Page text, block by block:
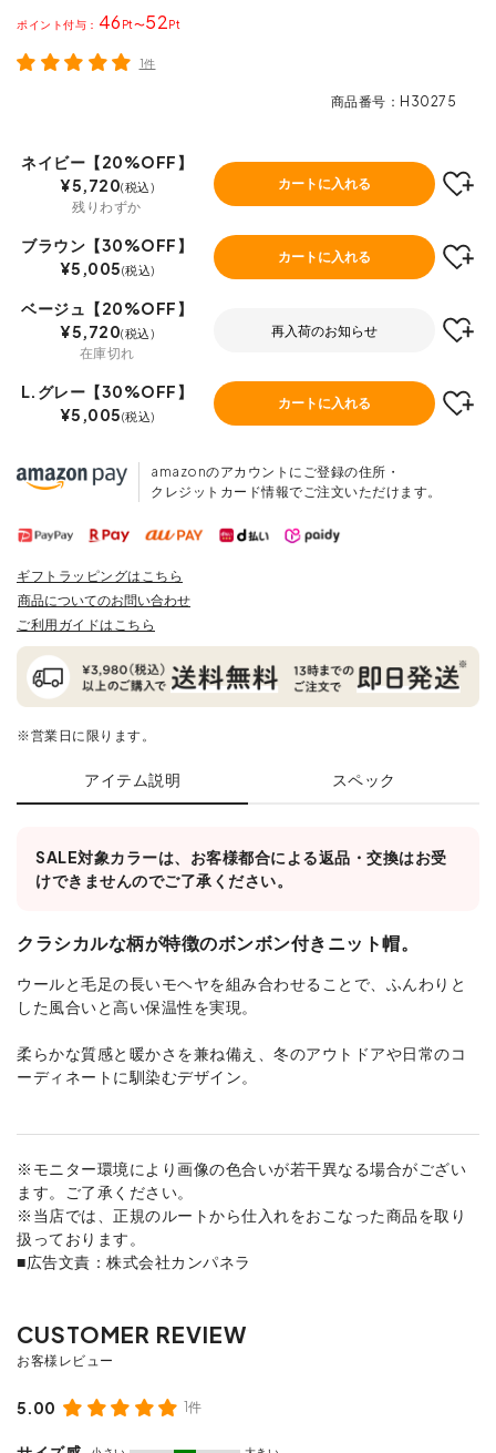
46 〜52
ポイント
1件
商品番号 H30275
ネイビー【20%OFF】
¥5,720 税込
残りわずか
カートに入れる
ブラウン【30%OFF】
¥5,005 税込
カートに入れる
ベージュ【20%OFF】
¥5,720 税込
在庫切れ
再入荷のお知らせ
L.グレー【30%OFF】
¥5,005 税込
カートに入れる
amazonのアカウントにご登録の住所・
クレジットカード情報でご注文いただけます。
ギフトラッピングはこちら
商品についてのお問い合わせ
ご利用ガイドはこちら
※営業日に限ります。
アイテム説明 スペック
SALE対象カラーは、お客様都合による返品・交換はお受
けできませんのでご了承ください。
クラシカルな柄が特徴のボンボン付きニット帽。
ウールと毛足の長いモヘヤを組み合わせることで、ふんわりと
した風合いと高い保温性を実現。
柔らかな質感と暖かさを兼ね備え、冬のアウトドアや日常のコ
ーディネートに馴染むデザイン。
※モニター環境により画像の色合いが若干異なる場合がござい
ます。ご了承ください。
※当店では、正規のルートから仕入れをおこなった商品を取り
扱っております。
■広告文責：株式会社カンパネラ
5.00 1件